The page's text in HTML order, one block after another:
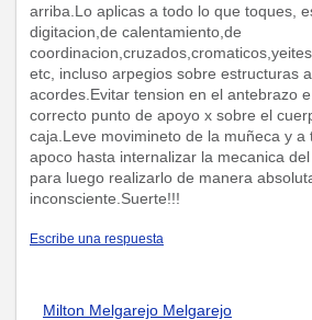
arriba.Lo aplicas a todo lo que toques,
digitacion,de calentamiento,de
etc, incluso arpegios sobre estructuras
acordes.Evitar tension en el antebrazo
correcto punto de apoyo x sobre el
caja.Leve movimineto de la muñeca y a
apoco hasta internalizar la mecanica
para luego realizarlo de manera
inconsciente.Suerte!!!
Escribe una respuesta
Milton Melgarejo Melgarejo